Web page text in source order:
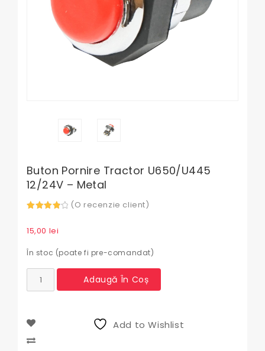
Buton Pornire Tractor U650/U445
12/24V – Metal
(O recenzie client)
15,00 lei
În stoc (poate fi pre-comandat)
Cantitate
Buton
U650/U445
12/24V
-
Adaugă În Coș
Add to Wishlist